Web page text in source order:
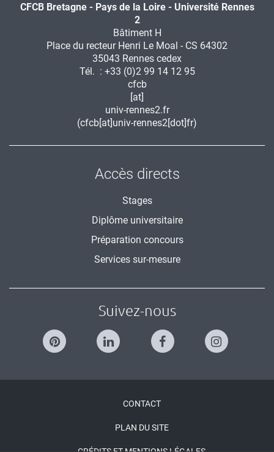
CFCB Bretagne - Pays de la Loire - Université Rennes
2
Bâtiment H
Place du recteur Henri Le Moal - CS 64302
35043 Rennes cedex
Tél. : +33 (0)2 99 14 12 95
cfcb
[at]
univ-rennes2.fr
(cfcb[at]univ-rennes2[dot]fr)
Accès directs
Stages
Diplôme universitaire
Préparation concours
Services sur-mesure
Suivez-nous
CONTACT
PLAN DU SITE